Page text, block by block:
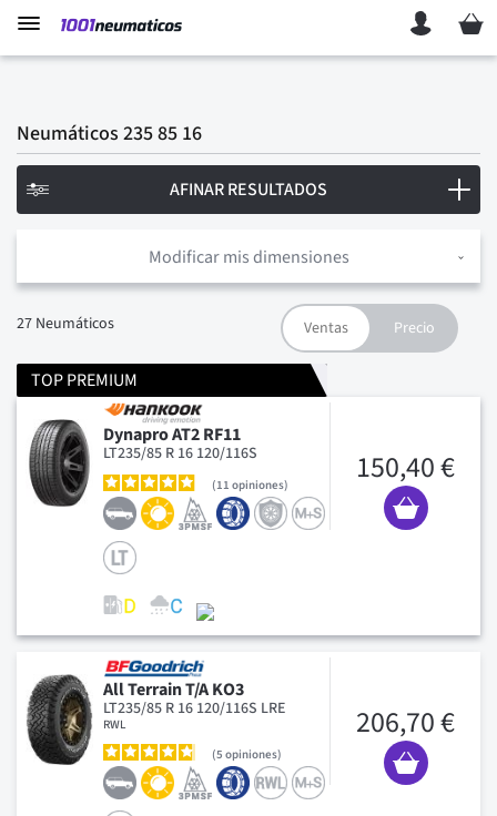
Mi
Neumáticos 235 85 16
Modificar mis dimensiones
27 Neumáticos
TOP PREMIUM
Dynapro AT2 RF11
LT235/85 R 16 120/116S
11 opiniones 150,40 €
All Terrain T/A KO3
LT235/85 R 16 120/116S LRE
RWL
5 opiniones
206,70 €
AFINAR RESULTADOS